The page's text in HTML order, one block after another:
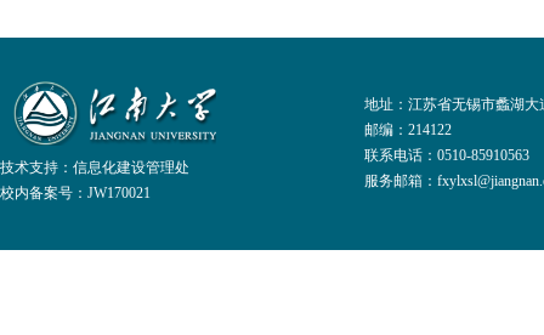
技术支持： 信息化建设管理处
校内备案号：JW170021
地址：江苏省无锡市蠡湖大
邮编：214122
联系电话：0510-
服务邮箱：